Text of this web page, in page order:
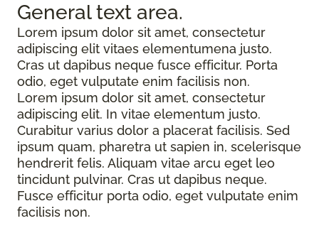
General text area.
Lorem ipsum dolor sit amet, consectetur
adipiscing elit vitaes elementumena justo.
Cras ut dapibus neque fusce efficitur. Porta
odio, eget vulputate enim facilisis non.
Lorem ipsum dolor sit amet, consectetur
adipiscing elit. In vitae elementum justo.
Curabitur varius dolor a placerat facilisis. Sed
ipsum quam, pharetra ut sapien in, scelerisque
hendrerit felis. Aliquam vitae arcu eget leo
tincidunt pulvinar. Cras ut dapibus neque.
Fusce efficitur porta odio, eget vulputate enim
facilisis non.